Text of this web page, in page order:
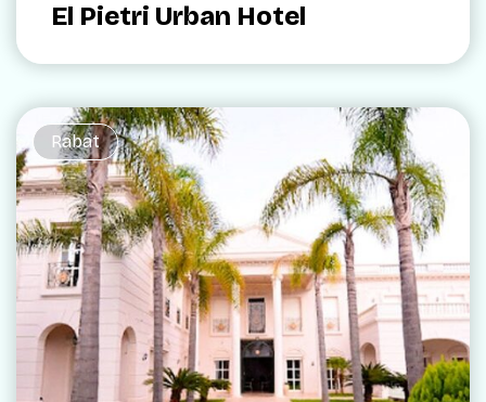
El Pietri Urban Hotel
Rabat